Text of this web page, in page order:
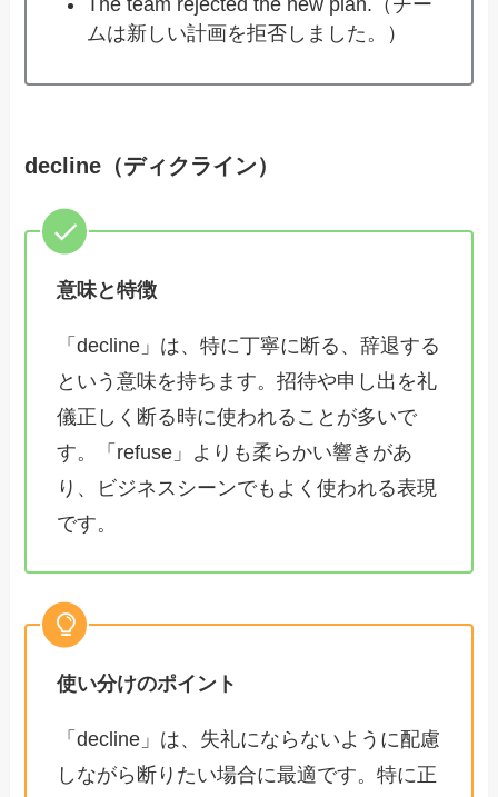
The team rejected the new plan.（チー
ムは新しい計画を拒否しました。）
decline（ディクライン）
意味と特徴
「decline」は、特に丁寧に断る、辞退する
という意味を持ちます。招待や申し出を礼
儀正しく断る時に使われることが多いで
す。「refuse」よりも柔らかい響きがあ
り、ビジネスシーンでもよく使われる表現
です。
使い分けのポイント
「decline」は、失礼にならないように配慮
しながら断りたい場合に最適です。特に正